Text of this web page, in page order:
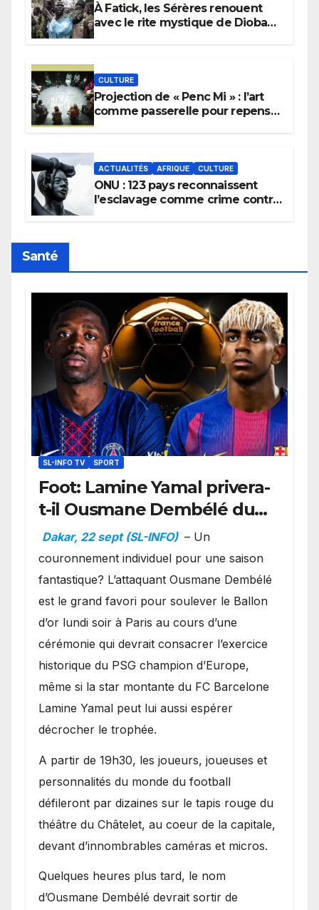
À Fatick, les Sérères renouent
avec le rite mystique de Diobaye
CULTURE
Projection de « Penc Mi » : l’art
comme passerelle pour repenser
ACTUALITÉS AFRIQUE CULTURE
ONU : 123 pays reconnaissent
l’esclavage comme crime contre
Santé
SL-INFO TV SPORT
Foot: Lamine Yamal privera-
t-il Ousmane Dembélé du
Ballon d’or ?
Dakar, 22 sept (SL-INFO) – Un
couronnement individuel pour une saison
fantastique? L’attaquant Ousmane Dembélé
est le grand favori pour soulever le Ballon
d’or lundi soir à Paris au cours d’une
cérémonie qui devrait consacrer l’exercice
historique du PSG champion d’Europe,
même si la star montante du FC Barcelone
Lamine Yamal peut lui aussi espérer
décrocher le trophée.
A partir de 19h30, les joueurs, joueuses et
personnalités du monde du football
défileront par dizaines sur le tapis rouge du
théâtre du Châtelet, au coeur de la capitale,
devant d’innombrables caméras et micros.
Quelques heures plus tard, le nom
d’Ousmane Dembélé devrait sortir de